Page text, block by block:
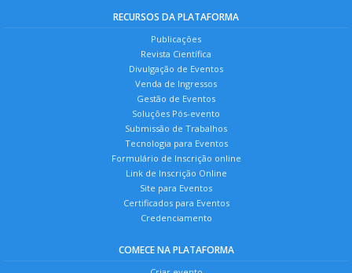
RECURSOS DA PLATAFORMA
Publicações
Revista Científica
Divulgação de Eventos
Venda de Ingressos
Gestão de Eventos
Soluções Pós-evento
Submissão de Trabalhos
Tecnologia para Eventos
Formulário de Inscrição online
Link de Inscrição Online
Site para Eventos
Certificados para Eventos
Credenciamento
COMECE NA PLATAFORMA